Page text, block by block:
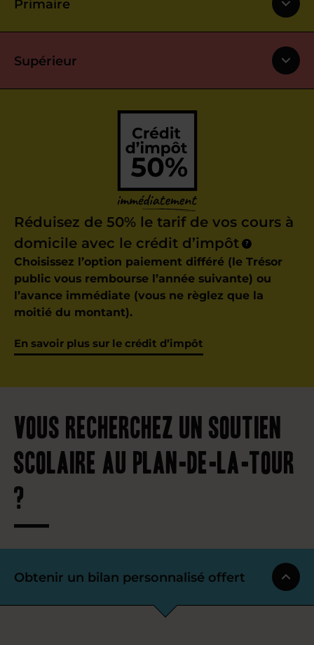
Primaire
Supérieur
Réduisez de 50% le tarif de vos cours à
domicile avec le crédit d’impôt
?
Choisissez l’option paiement différé (le Trésor
public vous rembourse l’année suivante) ou
l’avance immédiate (vous ne règlez que la
moitié du montant).
En savoir plus sur le crédit d’impôt
Vous recherchez un soutien
scolaire au Plan-de-la-Tour
?
Obtenir un bilan personnalisé offert